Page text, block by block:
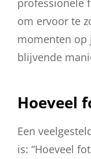
professionele
om ervoor te
momenten op
blijvende
Hoeveel
Een
is: “Hoeveel